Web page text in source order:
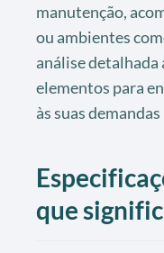
manutenção,
ou ambientes
análise detalhada
elementos para
às suas
que